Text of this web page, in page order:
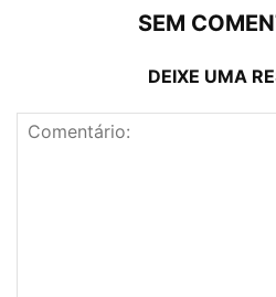
SEM
DEIXE UMA